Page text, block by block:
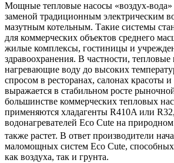
Мощные тепловые насосы «воздух-вода»
заменой традиционным электрическим
мазутным котельным. Такие системы
для коммерческих объектов среднего
жилые комплексы, гостиницы и
здравоохранения. В частности, тепловые
нагревающие воду до высоких
спросом в ресторанах, салонах красоты
выражается в стабильном росте
большинстве коммерческих тепловых
применяются хладагенты R410A или
водонагревателей Eco Cute на
также растет. В ответ производители
маломощных систем Eco Cute, способных
как воздуха, так и грунта.